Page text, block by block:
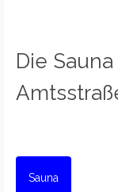
Die
Sauna